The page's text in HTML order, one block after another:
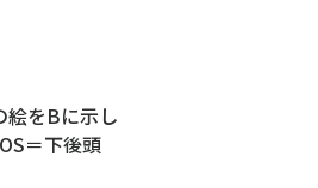
絵をBに示し
＝下後頭